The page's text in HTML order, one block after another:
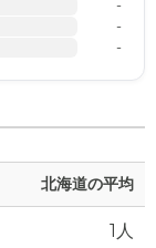
-
-
-
北海道の平均
1人